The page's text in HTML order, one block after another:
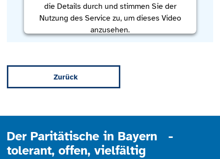
die Details durch und stimmen Sie der
Nutzung des Service zu, um dieses Video
anzusehen.
Management Platform
Zurück
Der Paritätische in Bayern -
tolerant, offen, vielfältig